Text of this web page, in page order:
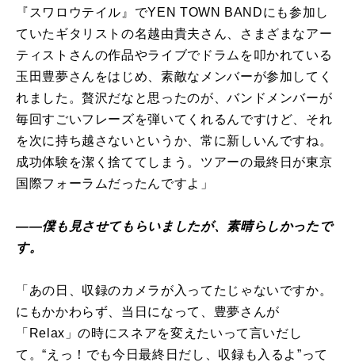
『スワロウテイル』でYEN TOWN BANDにも参加し
ていたギタリストの名越由貴夫さん、さまざまなアー
ティストさんの作品やライブでドラムを叩かれている
玉田豊夢さんをはじめ、素敵なメンバーが参加してく
れました。贅沢だなと思ったのが、バンドメンバーが
毎回すごいフレーズを弾いてくれるんですけど、それ
を次に持ち越さないというか、常に新しいんですね。
成功体験を潔く捨ててしまう。ツアーの最終日が東京
国際フォーラムだったんですよ」
――僕も見させてもらいましたが、素晴らしかったで
す。
「あの日、収録のカメラが入ってたじゃないですか。
にもかかわらず、当日になって、豊夢さんが
「Relax」の時にスネアを変えたいって言いだし
て。“えっ！でも今日最終日だし、収録も入るよ”って